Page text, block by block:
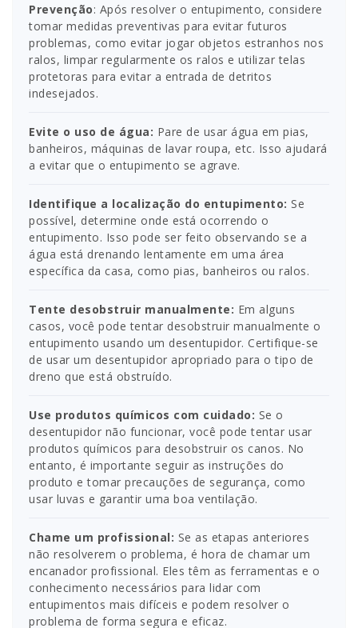
Prevenção: Após resolver o entupimento, considere
tomar medidas preventivas para evitar futuros
problemas, como evitar jogar objetos estranhos nos
ralos, limpar regularmente os ralos e utilizar telas
protetoras para evitar a entrada de detritos
indesejados.
Evite o uso de água: Pare de usar água em pias,
banheiros, máquinas de lavar roupa, etc. Isso ajudará
a evitar que o entupimento se agrave.
Identifique a localização do entupimento: Se
possível, determine onde está ocorrendo o
entupimento. Isso pode ser feito observando se a
água está drenando lentamente em uma área
específica da casa, como pias, banheiros ou ralos.
Tente desobstruir manualmente: Em alguns
casos, você pode tentar desobstruir manualmente o
entupimento usando um desentupidor. Certifique-se
de usar um desentupidor apropriado para o tipo de
dreno que está obstruído.
Use produtos químicos com cuidado: Se o
desentupidor não funcionar, você pode tentar usar
produtos químicos para desobstruir os canos. No
entanto, é importante seguir as instruções do
produto e tomar precauções de segurança, como
usar luvas e garantir uma boa ventilação.
Chame um profissional: Se as etapas anteriores
não resolverem o problema, é hora de chamar um
encanador profissional. Eles têm as ferramentas e o
conhecimento necessários para lidar com
entupimentos mais difíceis e podem resolver o
problema de forma segura e eficaz.